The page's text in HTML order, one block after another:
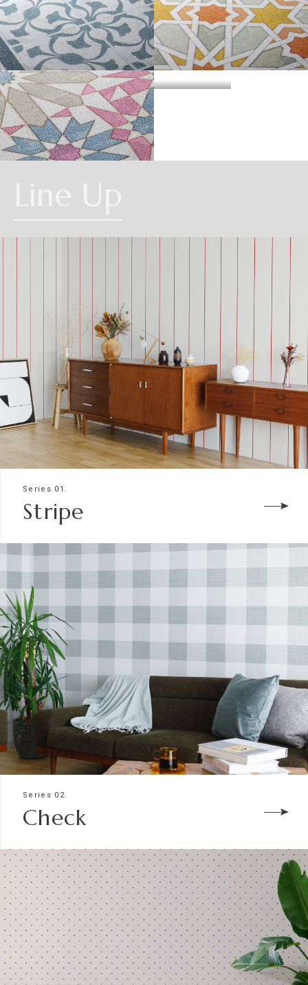
・サイズ
950mm×47m（有効巾900mm・m切売り）
・不燃認定番号
NM-5450
・準不燃認定番号
MFN-3734
| リピートレス商品について |
横のリピートサイズがW900mm以上の商品はリピートレスタイプです。
だき、番号をご指定ください。
リピートレスタイプのご注文数量は、本売り(W900mmxH2700mm/本)となり
ますのでご注意ください。
高温、多濯、水漏れの環墳や屋外での使用はお避けください。天井や間接照
明付近など、下地の段差が目立つ場所にご使用になる場合は、ご注意下さ
い。
| 3.柄合わせの必要な商品について |
柄合わせを必要とする商品は、要尺が無地系の商品よりも多くなりますので
てください。
| 4.施工費について |
一般ビニル壁紙と比較して加工難易度が冨いため、施工費が割増しになる場
合があります。あらかじめ商品特性や現場の環境などをご確認の上、商品選
択をお願いします．
材質 普通紙＋ポリ塩化
防
火
性
能
施
工
方
法
直
張
り
不燃材料※① 不燃
不燃石膏ボード※② 不燃
準不燃材料※③
金属板※④
施
工
方
り
不燃材料※①
準不燃材料※③
※③告示第1401号の厚さが9mm以上の石膏ボード
DYNASTY
Line Up
Series 01.
Stripe
Series 02.
Check